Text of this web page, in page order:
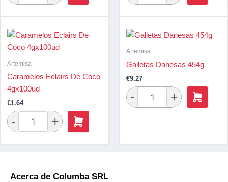
Artemisa
Caramelos Eclairs De Coco
4gx100ud
€1.64
Artemisa
Galletas Danesas 454g
€9.27
Acerca de Columba SRL